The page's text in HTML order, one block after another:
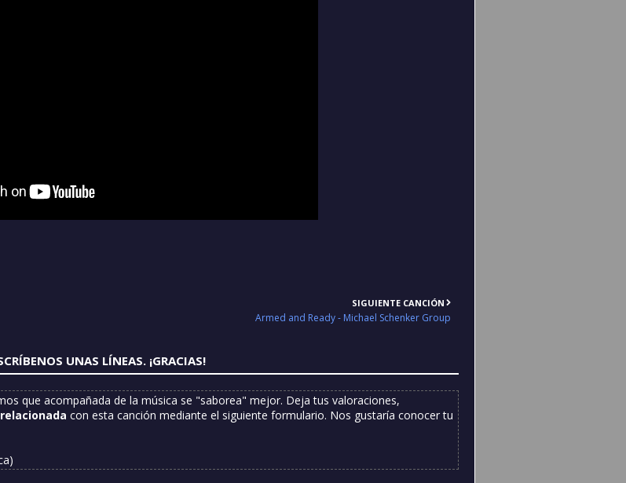
SIGUIENTE CANCIÓN
Armed and Ready - Michael Schenker Group
UNAS LÍNEAS. ¡GRACIAS!
que acompañada de la música se "saborea" mejor. Deja tus valoraciones,
relacionada con esta canción mediante el siguiente formulario. Nos gustaría conocer tu